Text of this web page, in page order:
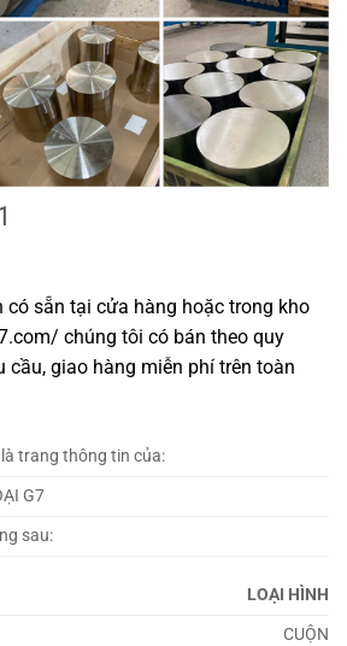
có sẵn tại cửa hàng hoặc trong kho
chúng tôi có bán theo quy
cầu, giao hàng miễn phí trên toàn
là trang thông tin của:
G7
sau:
LOẠI HÌNH
CUỘN